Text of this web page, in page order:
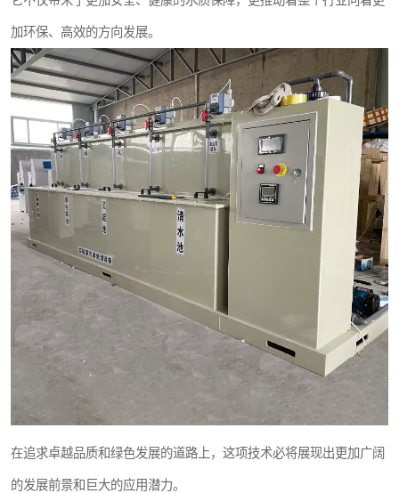
加环保、高效的方向发展。
在追求卓越品质和绿色发展的道路上，这项技术必将展现出更加广阔
的发展前景和巨大的应用潜力。